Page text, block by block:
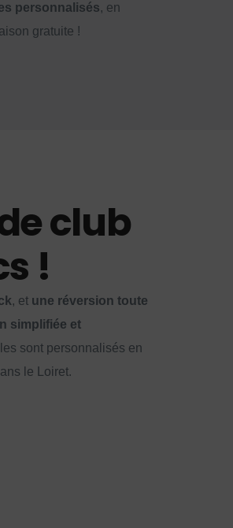
personnalisés, en
gratuite !
club
!
, et une réversion toute
simplifiée et
sont personnalisés en
le Loiret.